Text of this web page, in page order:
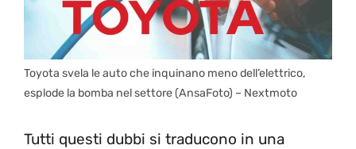
Toyota svela le auto che inquinano meno dell’elettrico,
esplode la bomba nel settore (AnsaFoto) – Nextmoto
Tutti questi dubbi si traducono in una